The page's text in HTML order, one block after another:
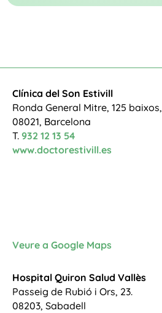
Clínica del Son Estivill
Ronda General Mitre, 125 baixos,
08021, Barcelona
T. 932 12 13 54
www.doctorestivill.es
Veure a Google Maps
Hospital Quiron Salud Vallès
Passeig de Rubió i Ors, 23.
08203, Sabadell